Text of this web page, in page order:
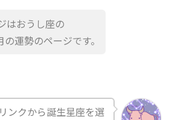
はおうし座の
運勢のページです。
ンクから誕生星座を選